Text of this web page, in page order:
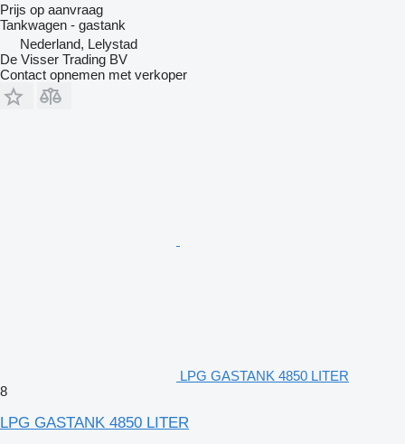
Prijs op aanvraag
Tankwagen - gastank
Nederland, Lelystad
De Visser Trading BV
Contact opnemen met verkoper
LPG GASTANK 4850 LITER
8
LPG GASTANK 4850 LITER